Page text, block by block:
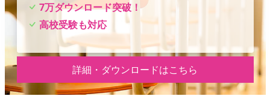
7万ダウンロード突破！
高校受験も対応
詳細・ダウンロードはこちら